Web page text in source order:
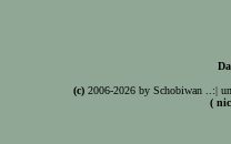
(c) 2006-2026 by Schobiwan ..:|
(